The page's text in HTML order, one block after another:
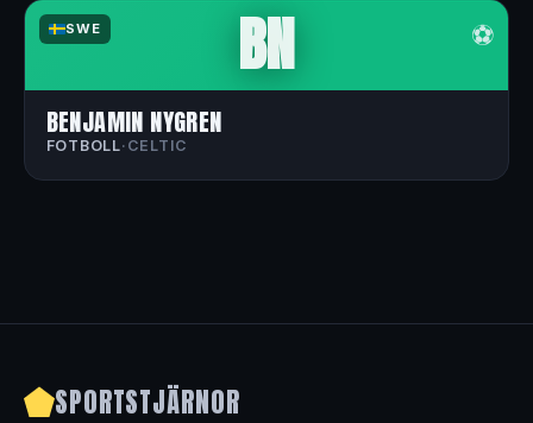
SWE ⚽
BN
BENJAMIN NYGREN
FOTBOLL· CELTIC
SPORTSTJÄRNOR